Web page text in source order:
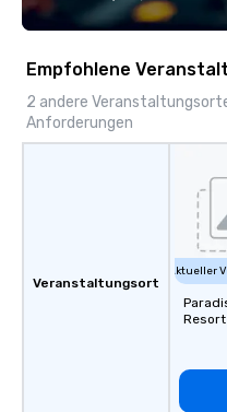
Empfohlene
2 andere
Anforderungen
Veranstaltungsort
Aktueller
Resort